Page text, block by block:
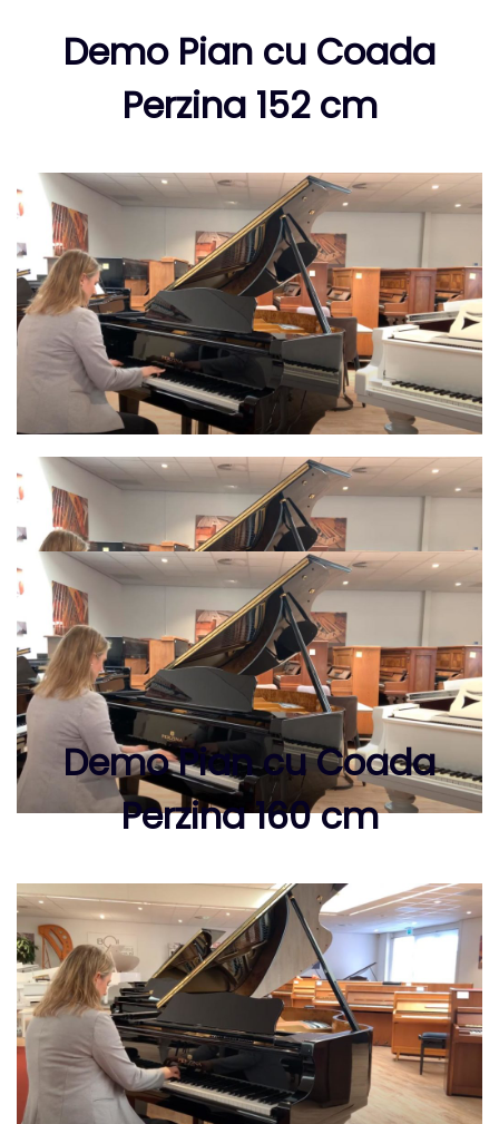
Demo Pian cu Coada
Perzina 152 cm
Demo Pian cu Coada
Perzina 160 cm